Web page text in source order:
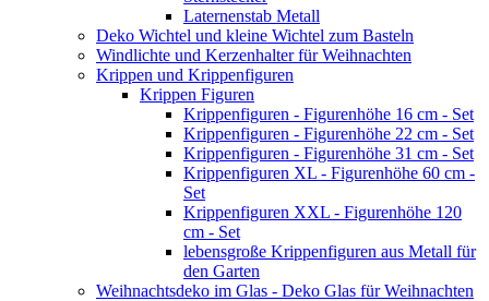
Laternenstab Metall
Deko Wichtel und kleine Wichtel zum Basteln
Windlichte und Kerzenhalter für Weihnachten
Krippen und Krippenfiguren
Krippen Figuren
Krippenfiguren - Figurenhöhe 16 cm - Set
Krippenfiguren - Figurenhöhe 22 cm - Set
Krippenfiguren - Figurenhöhe 31 cm - Set
Krippenfiguren XL - Figurenhöhe 60 cm -
Set
Krippenfiguren XXL - Figurenhöhe 120
cm - Set
lebensgroße Krippenfiguren aus Metall für
den Garten
Weihnachtsdeko im Glas - Deko Glas für Weihnachten